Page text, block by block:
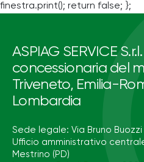
finestra.print(); return false; };
ASPIAG SERVICE S.r.l.
concessionaria del
Triveneto, Emilia-
Lombardia
Sede legale: Via Bruno Buozzi
Ufficio amministrativo
Mestrino (PD)